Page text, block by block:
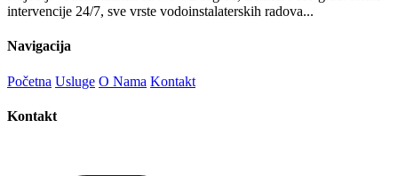
intervencije 24/7, sve vrste vodoinstalaterskih radova...
Navigacija
Početna Usluge O Nama Kontakt
Kontakt